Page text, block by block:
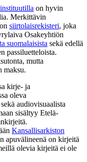
on hyvin
Merkittävin
siirtolaisrekisteri, joka
Osakeyhtiön
suomalaisista sekä edellä
passiluetteloista.
mutta
maksu.
kirje- ja
oleva
audiovisuaalista
sisältyy Etelä-
Kansallisarkiston
apuvälineenä on kirjeitä
olevia kirjeitä ei ole